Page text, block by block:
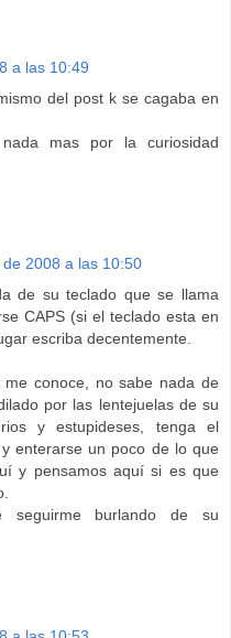
a las 10:49
del post k se cagaba en
mas por la curiosidad
2008 a las 10:50
de su teclado que se llama
CAPS (si el teclado esta en
escriba decentemente.
conoce, no sabe nada de
por las lentejuelas de su
y estupideses, tenga el
enterarse un poco de lo que
y pensamos aquí si es que
seguirme burlando de su